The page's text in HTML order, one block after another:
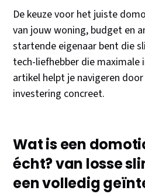
De keuze voor het juiste
van jouw woning, budget en
startende eigenaar bent die
tech-liefhebber die
artikel helpt je navigeren
investering concreet.
Wat is een
écht? van losse
een volledig